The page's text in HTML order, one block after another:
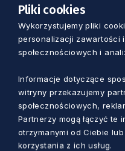
Szparagowe
23 maja 2026 r.,
Swołowo 8,
wstęp – bezpłatny
Pliki cookies
Wykorzystujemy pliki
personalizacji zawartości
społecznościowych i
Informacje dotyczące
witryny przekazujemy
społecznościowych,
Partnerzy mogą łączyć te
otrzymanymi od Ciebie
korzystania z ich usług.